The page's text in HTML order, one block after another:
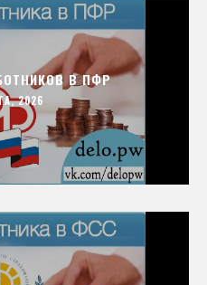
В ПФР
2026